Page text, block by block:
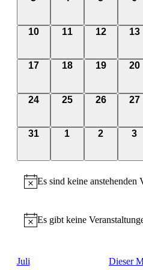
0
10
0
11
0
12
0
13
0
17
0
18
0
19
0
20
0
24
0
25
0
26
0
27
0
31
0
1
0
2
0
3
Es sind keine anstehenden
Es gibt keine
Juli Dieser